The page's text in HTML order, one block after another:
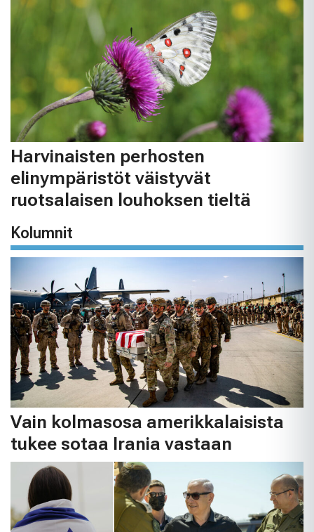
Harvinaisten perhosten
elinympäristöt väistyvät
ruotsalaisen louhoksen tieltä
Kolumnit
Vain kolmasosa amerikkalaisista
tukee sotaa Irania vastaan